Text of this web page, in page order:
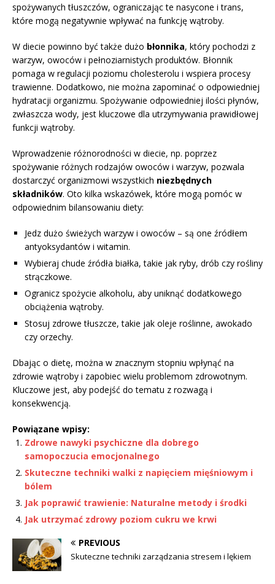
spożywanych tłuszczów, ograniczając te nasycone i trans,
które mogą negatywnie wpływać na funkcję wątroby.
W diecie powinno być także dużo błonnika, który pochodzi z
warzyw, owoców i pełnoziarnistych produktów. Błonnik
pomaga w regulacji poziomu cholesterolu i wspiera procesy
trawienne. Dodatkowo, nie można zapominać o odpowiedniej
hydratacji organizmu. Spożywanie odpowiedniej ilości płynów,
zwłaszcza wody, jest kluczowe dla utrzymywania prawidłowej
funkcji wątroby.
Wprowadzenie różnorodności w diecie, np. poprzez
spożywanie różnych rodzajów owoców i warzyw, pozwala
dostarczyć organizmowi wszystkich niezbędnych
składników. Oto kilka wskazówek, które mogą pomóc w
odpowiednim bilansowaniu diety:
Jedz dużo świeżych warzyw i owoców – są one źródłem
antyoksydantów i witamin.
Wybieraj chude źródła białka, takie jak ryby, drób czy rośliny
strączkowe.
Ogranicz spożycie alkoholu, aby uniknąć dodatkowego
obciążenia wątroby.
Stosuj zdrowe tłuszcze, takie jak oleje roślinne, awokado
czy orzechy.
Dbając o dietę, można w znacznym stopniu wpłynąć na
zdrowie wątroby i zapobiec wielu problemom zdrowotnym.
Kluczowe jest, aby podejść do tematu z rozwagą i
konsekwencją.
Powiązane wpisy:
Zdrowe nawyki psychiczne dla dobrego
samopoczucia emocjonalnego
Skuteczne techniki walki z napięciem mięśniowym i
bólem
Jak poprawić trawienie: Naturalne metody i środki
Jak utrzymać zdrowy poziom cukru we krwi
PREVIOUS
Skuteczne techniki zarządzania stresem i lękiem